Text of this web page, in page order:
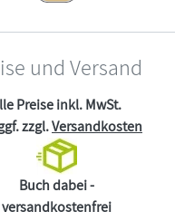
und Versand
Preise inkl. MwSt.
zzgl.Versandkosten
Buch dabei -
versandkostenfrei